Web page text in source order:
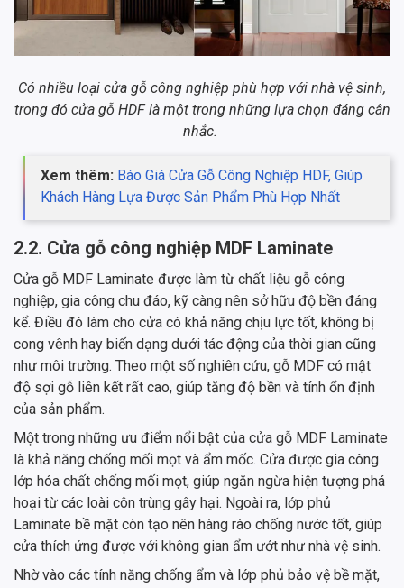
Có nhiều loại cửa gỗ công nghiệp phù hợp với nhà vệ sinh,
trong đó cửa gỗ HDF là một trong những lựa chọn đáng cân
nhắc.
Xem thêm: Báo Giá Cửa Gỗ Công Nghiệp HDF, Giúp
Khách Hàng Lựa Được Sản Phẩm Phù Hợp Nhất
2.2. Cửa gỗ công nghiệp MDF Laminate
Cửa gỗ MDF Laminate được làm từ chất liệu gỗ công
nghiệp, gia công chu đáo, kỹ càng nên sở hữu độ bền đáng
kể. Điều đó làm cho cửa có khả năng chịu lực tốt, không bị
cong vênh hay biến dạng dưới tác động của thời gian cũng
như môi trường. Theo một số nghiên cứu, gỗ MDF có mật
độ sợi gỗ liên kết rất cao, giúp tăng độ bền và tính ổn định
của sản phẩm.
Một trong những ưu điểm nổi bật của cửa gỗ MDF Laminate
là khả năng chống mối mọt và ẩm mốc. Cửa được gia công
lớp hóa chất chống mối mọt, giúp ngăn ngừa hiện tượng phá
hoại từ các loài côn trùng gây hại. Ngoài ra, lớp phủ
Laminate bề mặt còn tạo nên hàng rào chống nước tốt, giúp
cửa thích ứng được với không gian ẩm ướt như nhà vệ sinh.
Nhờ vào các tính năng chống ẩm và lớp phủ bảo vệ bề mặt,